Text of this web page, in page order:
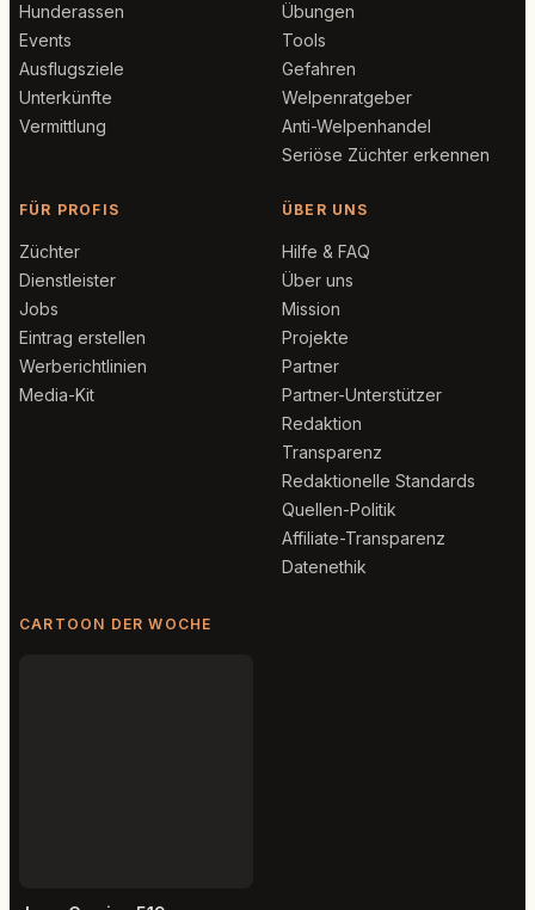
Hunderassen
Events
Ausflugsziele
Unterkünfte
Vermittlung
Übungen
Tools
Gefahren
Welpenratgeber
Anti-Welpenhandel
Seriöse Züchter erkennen
FÜR PROFIS
Züchter
Dienstleister
Jobs
Eintrag erstellen
Werberichtlinien
Media-Kit
ÜBER UNS
Hilfe & FAQ
Über uns
Mission
Projekte
Partner
Partner-Unterstützer
Redaktion
Transparenz
Redaktionelle Standards
Quellen-Politik
Affiliate-Transparenz
Datenethik
CARTOON DER WOCHE